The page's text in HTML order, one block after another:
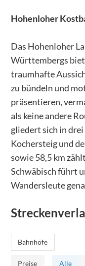
Hohenloher
Das Hohenloher
Württembergs
traumhafte
zu bündeln und
präsentieren,
als keine andere
gliedert sich in drei
Kochersteig und
sowie 58,5 km
Schwäbisch führt
Wandersleute
Bahnhöfe
Preise Alle